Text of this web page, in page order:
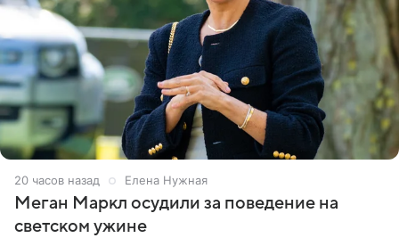
20 часов назад Елена Нужная
Меган Маркл осудили за поведение на
светском ужине